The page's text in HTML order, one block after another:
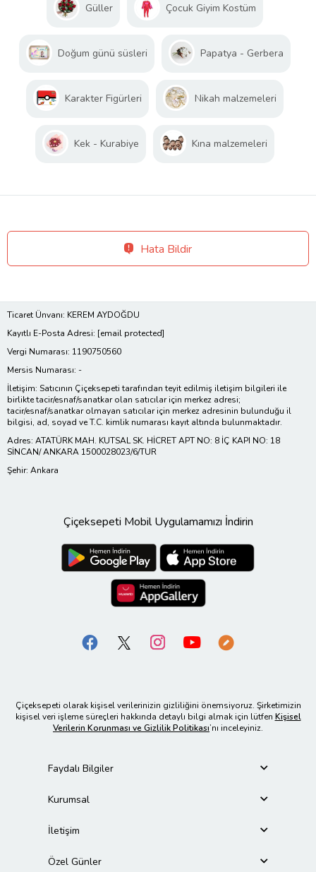
Güller Çocuk Giyim Kostüm
Doğum günü süsleri Papatya - Gerbera
Karakter Figürleri Nikah malzemeleri
Kek - Kurabiye Kına malzemeleri
Hata Bildir
Ticaret Ünvanı: KEREM AYDOĞDU
Kayıtlı E-Posta Adresi: [email protected]
Vergi Numarası: 1190750560
Mersis Numarası: -
İletişim: Satıcının Çiçeksepeti tarafından teyit edilmiş iletişim bilgileri ile
birlikte tacir/esnaf/sanatkar olan satıcılar için merkez adresi;
tacir/esnaf/sanatkar olmayan satıcılar için merkez adresinin bulunduğu il
bilgisi, ad, soyad ve T.C. kimlik numarası kayıt altında bulunmaktadır.
Adres: ATATÜRK MAH. KUTSAL SK. HİCRET APT NO: 8 İÇ KAPI NO: 18
SİNCAN/ ANKARA 1500028023/6/TUR
Şehir: Ankara
Çiçeksepeti Mobil Uygulamamızı İndirin
Çiçeksepeti olarak kişisel verilerinizin gizliliğini önemsiyoruz. Şirketimizin
kişisel veri işleme süreçleri hakkında detaylı bilgi almak için lütfen Kişisel
Verilerin Korunması ve Gizlilik Politikası’nı inceleyiniz.
Faydalı Bilgiler
Kurumsal
İletişim
Özel Günler